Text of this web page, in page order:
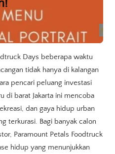
Days beberapa waktu
tidak hanya di kalangan
pencari peluang investasi
di barat Jakarta ini mencoba
dan gaya hidup urban
terkurasi. Bagi banyak calon
Paramount Petals Foodtruck
hidup yang menunjukkan